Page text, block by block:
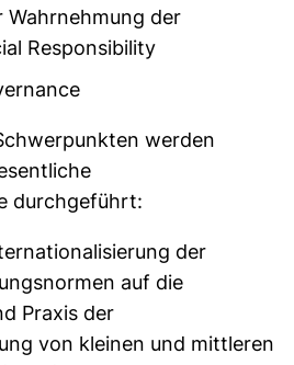
Wahrnehmung der
Responsibility
werden
durchgeführt:
der
auf die
Praxis der
von kleinen und mittleren